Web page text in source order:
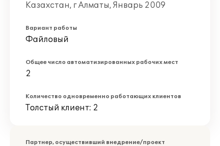
Казахстан, г Алматы, Январь 2009
Вариант работы
Файловый
Общее число автоматизированных рабочих мест
2
Количество одновременно работающих клиентов
Толстый клиент: 2
Партнер, осуществивший внедрение/проект